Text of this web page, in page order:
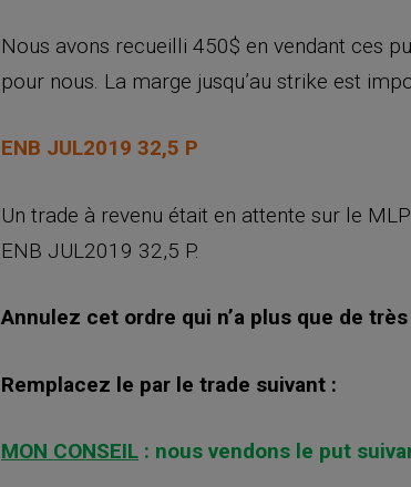
Nous avons recueilli 450$ en vendant ces
pour nous. La marge jusqu’au strike est
ENB JUL2019 32,5 P
Un trade à revenu était en attente sur le
ENB JUL2019 32,5 P.
Annulez cet ordre qui n’a plus que de
Remplacez le par le trade suivant :
MON CONSEIL : nous vendons le put